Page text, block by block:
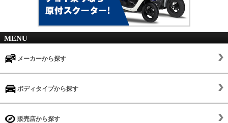
MENU
メーカーから探す
ボディタイプから探す
販売店から探す